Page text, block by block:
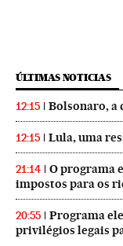
ÚLTIMAS NOTICIAS
12:15 Bolsonaro, a
12:15 Lula, uma
21:14
O programa
impostos para os
20:55
Programa
privilégios legais